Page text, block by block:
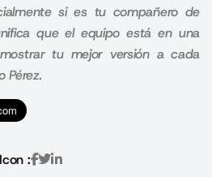
si es tu compañero de
que el equipo está en una
tu mejor versión a cada
Pérez.
: